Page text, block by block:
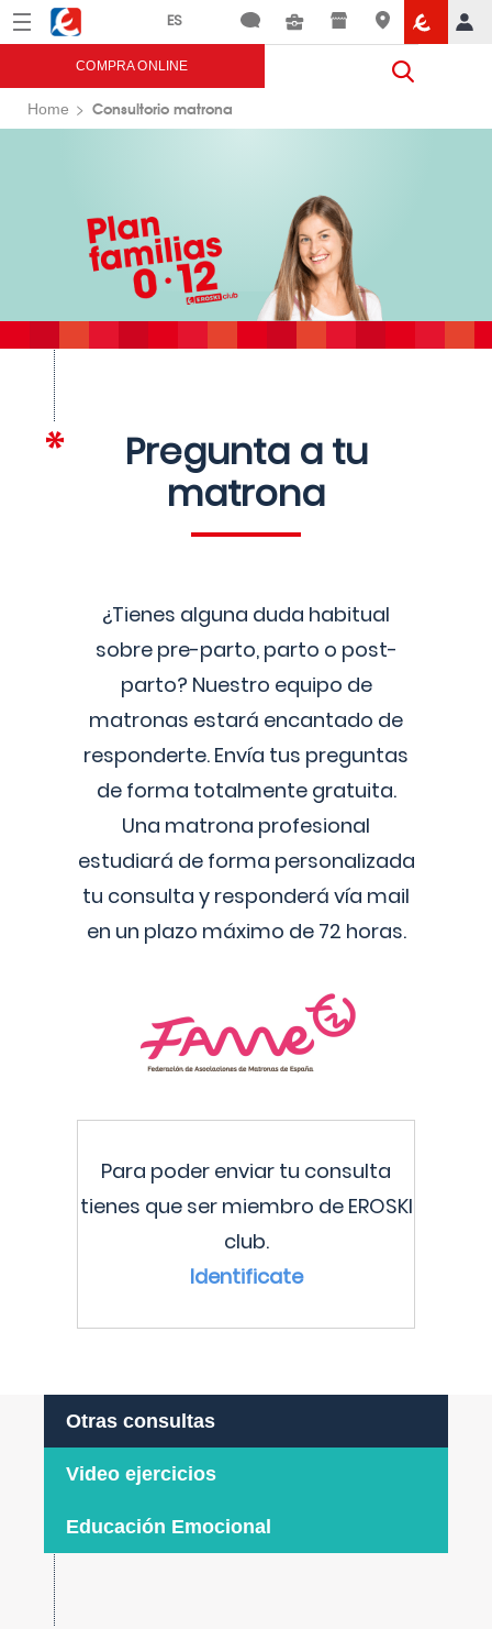
Menú Eroski
COMPRA ONLINE
Home Consultorio matrona
Pregunta a tu
matrona
¿Tienes alguna duda habitual
sobre pre-parto, parto o post-
parto? Nuestro equipo de
matronas estará encantado de
responderte. Envía tus preguntas
de forma totalmente gratuita.
Una matrona profesional
estudiará de forma personalizada
tu consulta y responderá vía mail
en un plazo máximo de 72 horas.
Para poder enviar tu consulta
tienes que ser miembro de EROSKI
club.
Identificate
Otras consultas
Video ejercicios
Educación Emocional